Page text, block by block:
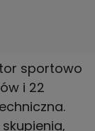
sportowo
i 22